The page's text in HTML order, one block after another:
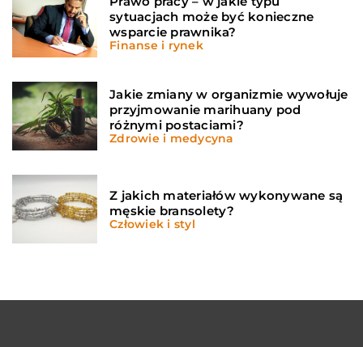
sytuacjach może być konieczne
wsparcie prawnika?
Finanse i rynek
Jakie zmiany w organizmie wywołuje
przyjmowanie marihuany pod
różnymi postaciami?
Zdrowie i medycyna
Z jakich materiałów wykonywane są
męskie bransolety?
Człowiek i styl